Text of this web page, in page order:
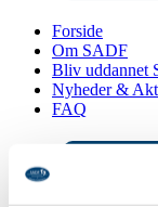
Forside
Om SADF
Bliv uddannet
Nyheder &
FAQ
Bliv medlem